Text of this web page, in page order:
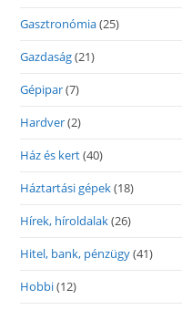
Gasztronómia(25)
Gazdaság(21)
Gépipar(7)
Hardver(2)
Ház és kert(40)
Háztartási gépek(18)
Hírek, híroldalak(26)
Hitel, bank, pénzügy(41)
Hobbi(12)